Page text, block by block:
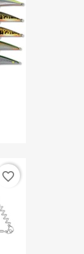
favorite_border